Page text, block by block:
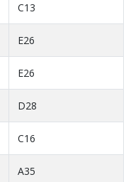
C13
E26
E26
D28
C16
A35